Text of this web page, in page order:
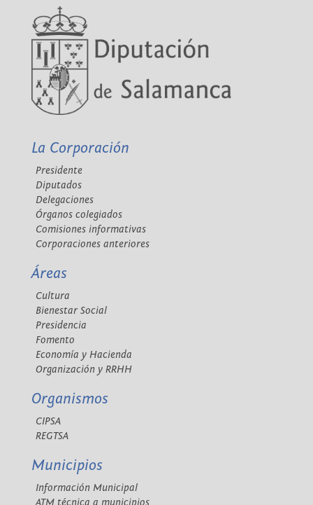
La Corporación
Presidente
Diputados
Delegaciones
Órganos colegiados
Comisiones informativas
Corporaciones anteriores
Áreas
Cultura
Bienestar Social
Presidencia
Fomento
Economía y Hacienda
Organización y RRHH
Organismos
CIPSA
REGTSA
Municipios
Información Municipal
ATM técnica a municipios